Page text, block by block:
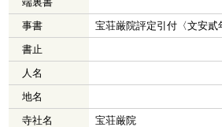
事書
宝荘厳院評定引付〈文安貳
書止
人名
地名
寺社名
宝荘厳院